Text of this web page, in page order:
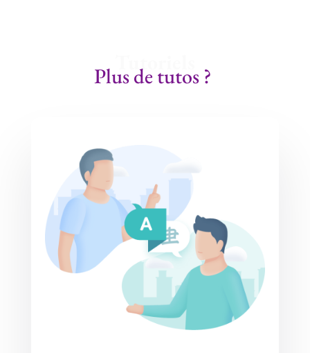
Tutoriels
Plus de tutos ?